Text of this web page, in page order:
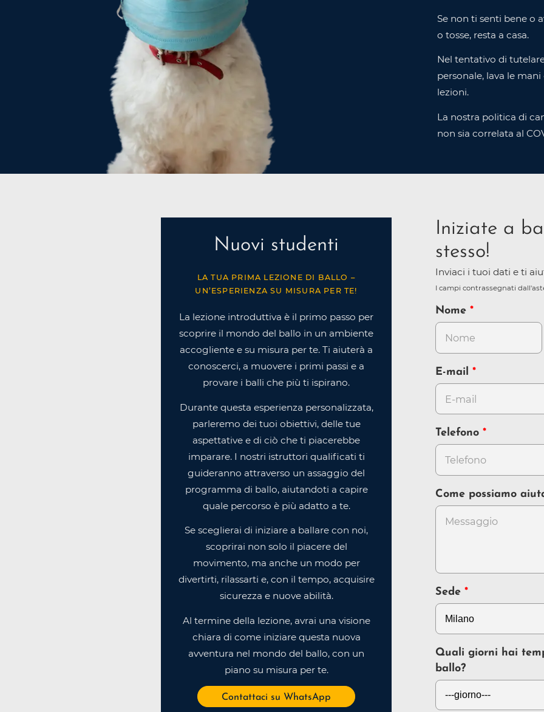
Se non ti senti bene o
o tosse, resta a casa.
Nel tentativo di
personale, lava le
lezioni.
La nostra politica di
non sia correlata al
Nuovi studenti
LA TUA PRIMA LEZIONE DI BALLO –
UN’ESPERIENZA SU MISURA PER TE!
La lezione introduttiva è il primo passo per
scoprire il mondo del ballo in un ambiente
accogliente e su misura per te. Ti aiuterà a
conoscerci, a muovere i primi passi e a
provare i balli che più ti ispirano.
Durante questa esperienza personalizzata,
parleremo dei tuoi obiettivi, delle tue
aspettative e di ciò che ti piacerebbe
imparare. I nostri istruttori qualificati ti
guideranno attraverso un assaggio del
programma di ballo, aiutandoti a capire
quale percorso è più adatto a te.
Se sceglierai di iniziare a ballare con noi,
scoprirai non solo il piacere del
movimento, ma anche un modo per
divertirti, rilassarti e, con il tempo, acquisire
sicurezza e nuove abilità.
Al termine della lezione, avrai una visione
chiara di come iniziare questa nuova
avventura nel mondo del ballo, con un
piano su misura per te.
Contattaci su WhatsApp
Iniziate a
stesso!
Inviaci i tuoi dati e ti
I campi contrassegnati
Nome
E-mail
Telefono
Come possiamo
Sede
Quali giorni hai
ballo?